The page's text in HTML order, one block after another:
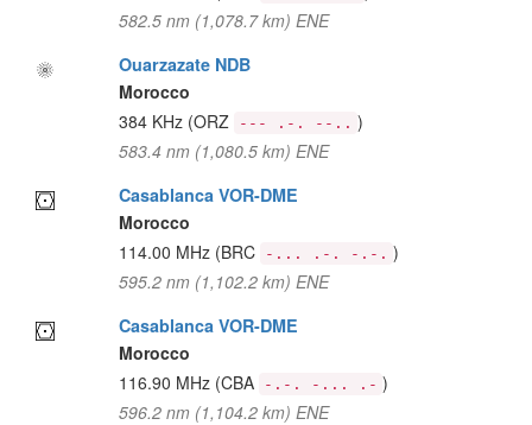
582.5 nm (1,078.7 km) ENE
Ouarzazate NDB
Morocco
384 KHz (ORZ --- .-. --.. )
583.4 nm (1,080.5 km) ENE
Casablanca VOR-DME
Morocco
114.00 MHz (BRC -... .-. -.-. )
595.2 nm (1,102.2 km) ENE
Casablanca VOR-DME
Morocco
116.90 MHz (CBA -.-. -... .- )
596.2 nm (1,104.2 km) ENE